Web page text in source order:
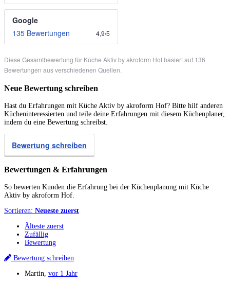
Google
135 Bewertungen
4,9/5
Diese Gesamtbewertung für Küche Aktiv by akroform Hof basiert auf 136
Bewertungen aus verschiedenen Quellen.
Neue Bewertung schreiben
Hast du Erfahrungen mit Küche Aktiv by akroform Hof? Bitte hilf anderen
Kücheninteressierten und teile deine Erfahrungen mit diesem Küchenplaner,
indem du eine Bewertung schreibst.
Bewertung schreiben
Bewertungen & Erfahrungen
So bewerten Kunden die Erfahrung bei der Küchenplanung mit Küche
Aktiv by akroform Hof.
Sortieren: Neueste zuerst
Älteste zuerst
Zufällig
Bewertung
Bewertung schreiben
Martin, vor 1 Jahr